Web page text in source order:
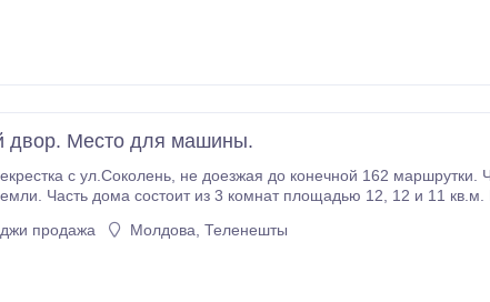
двор. Место для машины.
162 маршрутки. Часть дома выходит в торец
состоит из 3 комнат площадью 12, 12 и 11 кв.м. Комнаты смежные.
продажа Молдова, Теленешты